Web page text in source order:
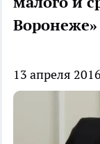
Воронеже»
13 апреля 2016